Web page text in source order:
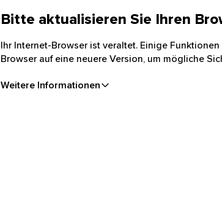
Bitte aktualisieren Sie Ihren
Ihr Internet-Browser ist veraltet. Einige
Browser auf eine neuere Version, um mögliche
Weitere Informationen